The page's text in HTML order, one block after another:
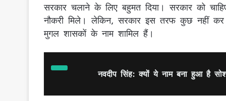
सरकार चलाने के लिए बहुमत दिया। सरकार को
नौकरी मिले। लेकिन, सरकार इस तरफ कुछ नहीं
मुगल शासकों के नाम शामिल हैं।
नवदीप सिंह: क्यों ये नाम बना हुआ है